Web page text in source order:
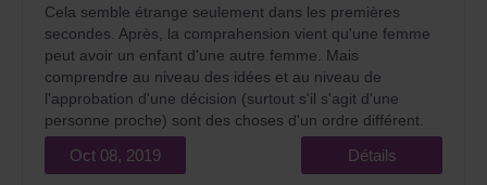
Cela semble étrange seulement dans les premières
secondes. Après, la comprahension vient qu'une femme
peut avoir un enfant d'une autre femme. Mais
comprendre au niveau des idées et au niveau de
l'approbation d'une décision (surtout s'il s'agit d'une
personne proche) sont des choses d'un ordre différent.
Oct 08, 2019 Détails